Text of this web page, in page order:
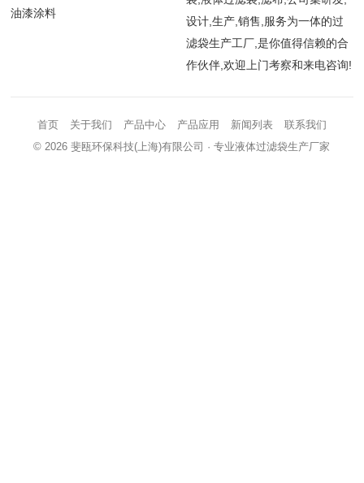
油漆涂料
设计,生产,销售,服务为一体的过
滤袋生产工厂,是你值得信赖的合
作伙伴,欢迎上门考察和来电咨询!
首页 关于我们 产品中心 产品应用 新闻列表
联系我们
© 2026斐瓯环保科技(上海)有限公司 · 专业液体过滤袋生产厂家